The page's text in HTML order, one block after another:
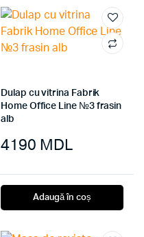
Dulap cu vitrina Fabrik
Home Office Line №3 frasin
alb
4190 MDL
Adaugă în coș